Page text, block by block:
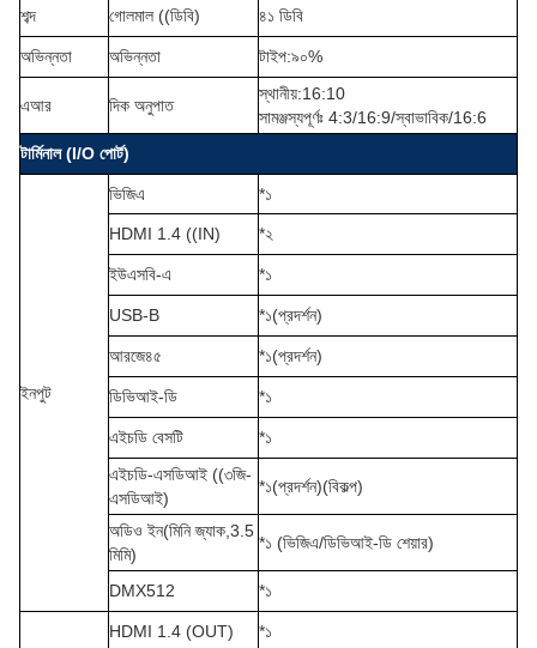
শব্দ গোলমাল ((ডিবি) ৪১ ডিবি
অভিন্নতা অভিন্নতা টাইপ:৯০%
এআর দিক অনুপাত
স্থানীয়:16:10
সামঞ্জস্যপূর্ণঃ 4:3/16:9/স্বাভাবিক/16:6
টার্মিনাল (I/O পোর্ট)
ইনপুট
ভিজিএ *১
HDMI 1.4 ((IN) *২
ইউএসবি-এ *১
USB-B *১(প্রদর্শন)
আরজে৪৫ *১(প্রদর্শন)
ডিভিআই-ডি *১
এইচডি বেসটি
*১
এইচডি-এসডিআই ((৩জি-
এসডিআই)
*১(প্রদর্শন)(বিকল্প)
অডিও ইন(মিনি জ্যাক,3.5
মিমি)
*১ (ভিজিএ/ডিভিআই-ডি শেয়ার)
DMX512 *১
HDMI 1.4 (OUT)
*১